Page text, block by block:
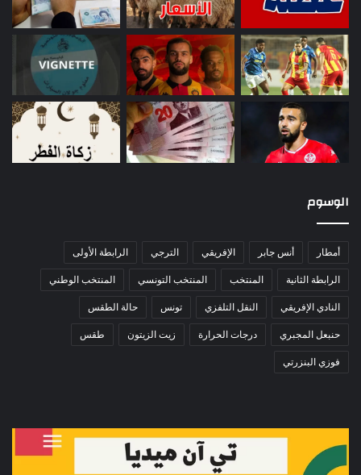
الوسوم
أمطار أنس جابر الإفريقي الترجي الرابطة الأولى
الرابطة الثانية المنتخب المنتخب التونسي المنتخب الوطني
النادي الإفريقي النقل التلفزي تونس حالة الطقس
حنبعل المجبري درجات الحرارة زيت الزيتون طقس
فوزي البنزرتي